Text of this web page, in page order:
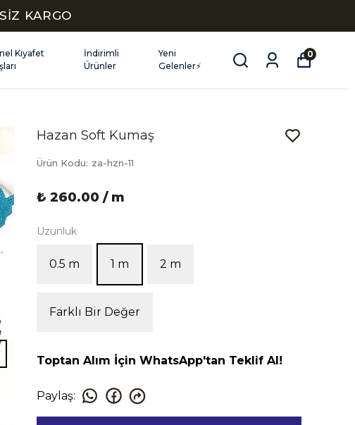
KARGO
Kıyafet
İndirimli
Ürünler
Yeni
Gelenler⚡
0
Hazan Soft Kumaş
Ürün Kodu: za-hzn-11
₺ 260.00 / m
Uzunluk
0.5 m 1 m 2 m
Farklı Bir Değer
Toptan Alım İçin WhatsApp'tan Teklif Al!
Paylaş: